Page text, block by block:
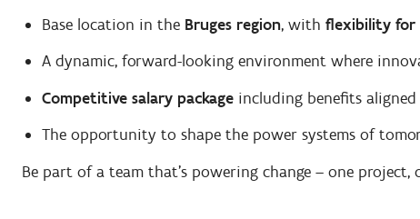
Base location in the Bruges region, with flexibility for
A dynamic, forward-looking environment where
Competitive salary packageincluding benefits
The opportunity to shape the power systems of
Be part of a team that’s powering change – one